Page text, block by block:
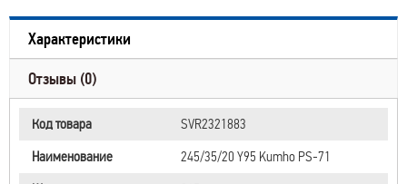
Характеристики
Отзывы (0)
Код товара
SVR2321883
Наименование
245/35/20 Y95 Kumho PS-71